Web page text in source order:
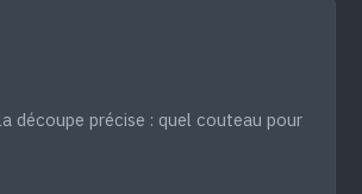
découpe précise : quel couteau pour